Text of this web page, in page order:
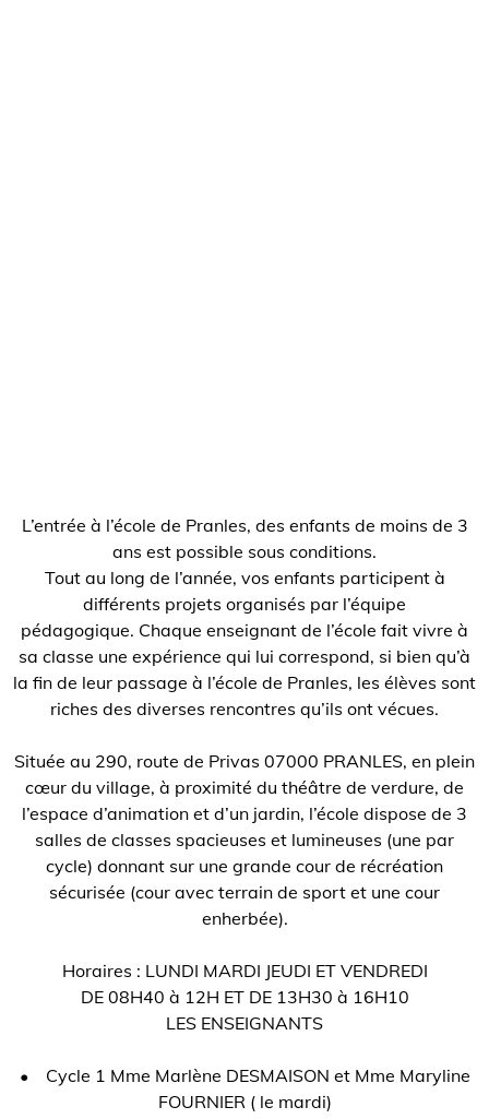
L’entrée à l’école de Pranles, des enfants de moins de 3
ans est possible sous conditions.
Tout au long de l’année, vos enfants participent à
différents projets organisés par l’équipe
pédagogique. Chaque enseignant de l’école fait vivre à
sa classe une expérience qui lui correspond, si bien qu’à
la fin de leur passage à l’école de Pranles, les élèves sont
riches des diverses rencontres qu’ils ont vécues.
Située au 290, route de Privas 07000 PRANLES, en plein
cœur du village, à proximité du théâtre de verdure, de
l’espace d’animation et d’un jardin, l’école dispose de 3
salles de classes spacieuses et lumineuses (une par
cycle) donnant sur une grande cour de récréation
sécurisée (cour avec terrain de sport et une cour
enherbée).
Horaires : LUNDI MARDI JEUDI ET VENDREDI
DE 08H40 à 12H ET DE 13H30 à 16H10
LES ENSEIGNANTS
• Cycle 1 Mme Marlène DESMAISON et Mme Maryline
FOURNIER ( le mardi)